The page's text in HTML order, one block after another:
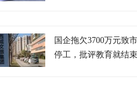
国企拖欠3700万元致
停工，批评教育就结